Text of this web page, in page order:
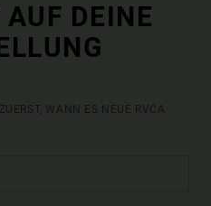
DEINE
WANN ES NEUE RVCA